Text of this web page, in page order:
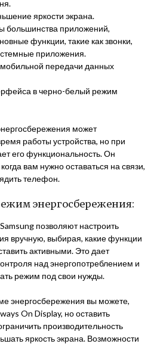
яркости экрана.
большинства приложений,
функции, такие как звонки,
приложения.
передачи данных
в черно-белый режим
может
работы устройства, но при
его функциональность. Он
вам нужно оставаться на связи,
телефон.
энергосбережения:
позволяют настроить
вручную, выбирая, какие функции
активными. Это дает
над энергопотреблением и
режим под свои нужды.
энергосбережения вы можете,
On Display, но оставить
производительность
яркость экрана. Возможности